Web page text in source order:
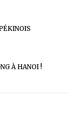
À HANOI !